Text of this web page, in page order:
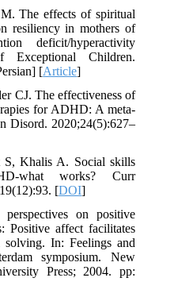
M. The effects of spiritual
resiliency in mothers of
deficit/hyperactivity
Exceptional Children.
[Article
CJ. The effectiveness of
for ADHD: A meta-
Disord. 2020;24(5):627–
S, Khalis A. Social skills
what works? Curr
[DOI
perspectives on positive
Positive affect facilitates
solving. In: Feelings and
symposium. New
Press; 2004. pp: